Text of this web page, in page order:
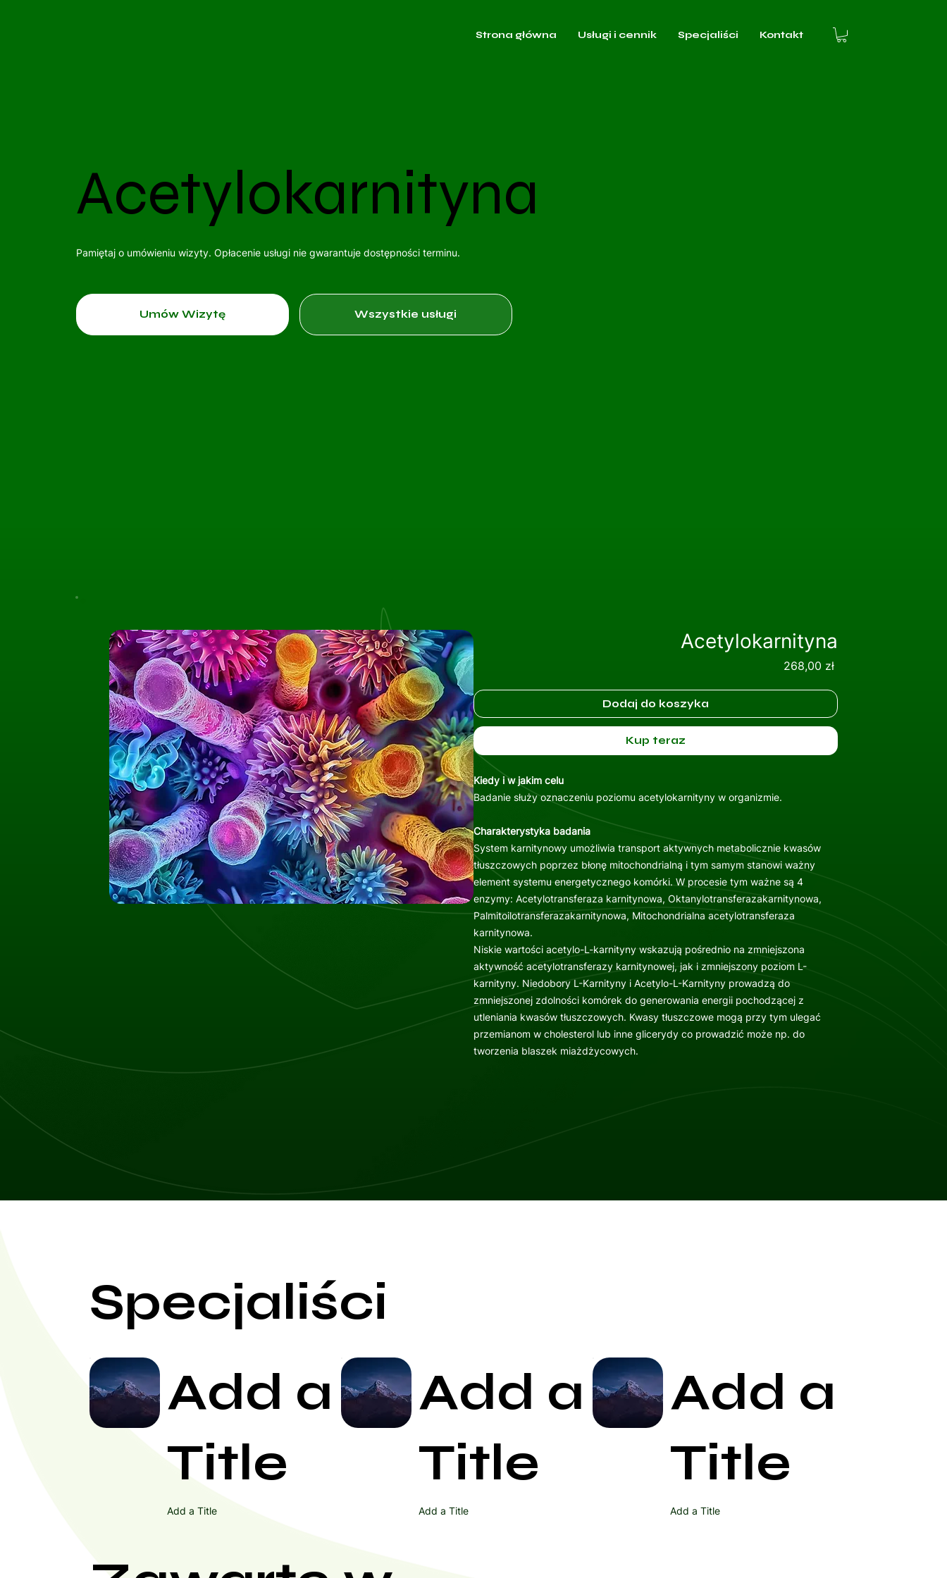
Strona główna Usługi i cennik Specjaliści Kontakt
Acetylokarnityna
Pamiętaj o umówieniu wizyty. Opłacenie usługi nie gwarantuje dostępności terminu.
Umów Wizytę Wszystkie usługi
Acetylokarnityna
268,00 złCena
Dodaj do koszyka
Kup teraz
Kiedy i w jakim celu
Badanie służy oznaczeniu poziomu acetylokarnityny w organizmie.
Charakterystyka badania
System karnitynowy umożliwia transport aktywnych metabolicznie kwasów
tłuszczowych poprzez błonę mitochondrialną i tym samym stanowi ważny
element systemu energetycznego komórki. W procesie tym ważne są 4
enzymy: Acetylotransferaza karnitynowa, Oktanylotransferazakarnitynowa,
Palmitoilotransferazakarnitynowa, Mitochondrialna acetylotransferaza
karnitynowa.
Niskie wartości acetylo-L-karnityny wskazują pośrednio na zmniejszona
aktywność acetylotransferazy karnitynowej, jak i zmniejszony poziom L-
karnityny. Niedobory L-Karnityny i Acetylo-L-Karnityny prowadzą do
zmniejszonej zdolności komórek do generowania energii pochodzącej z
utleniania kwasów tłuszczowych. Kwasy tłuszczowe mogą przy tym ulegać
przemianom w cholesterol lub inne glicerydy co prowadzić może np. do
tworzenia blaszek miażdżycowych.
Specjaliści
Add a
Title
Add a Title
Add a
Title
Add a Title
Add a
Title
Add a Title